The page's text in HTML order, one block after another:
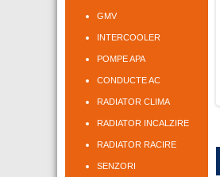
GMV
INTERCOOLER
POMPE APA
CONDUCTE AC
RADIATOR CLIMA
RADIATOR INCALZIRE
RADIATOR RACIRE
SENZORI